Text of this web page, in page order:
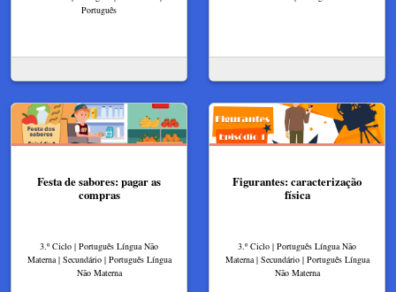
Português
Festa de sabores: pagar as
compras
3.º Ciclo | Português Língua Não
Materna | Secundário | Português Língua
Não Materna
Figurantes: caracterização
física
3.º Ciclo | Português Língua Não
Materna | Secundário | Português Língua
Não Materna